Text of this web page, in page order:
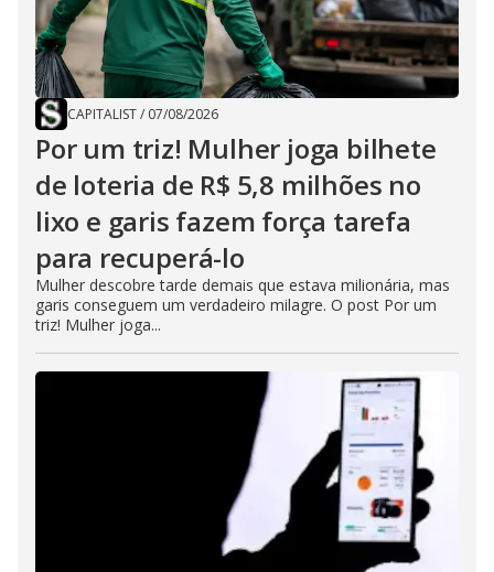
CAPITALIST/ 07/08/2026
Por um triz! Mulher joga bilhete
de loteria de R$ 5,8 milhões no
lixo e garis fazem força tarefa
para recuperá-lo
Mulher descobre tarde demais que estava milionária, mas
garis conseguem um verdadeiro milagre. O post Por um
triz! Mulher joga...